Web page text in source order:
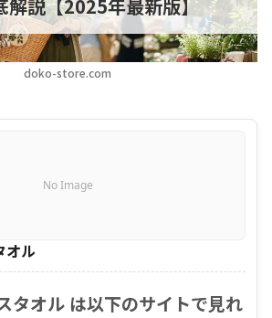
doko-store.com
解説【2025年最新版】
No Image
オル
タオル は以下のサイトで見れ